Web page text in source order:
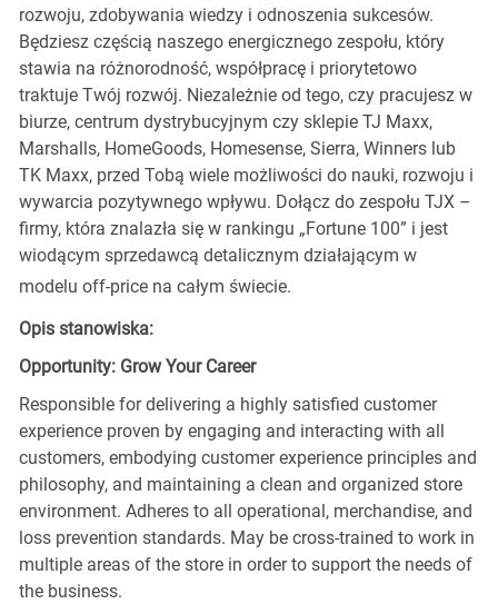
rozwoju, zdobywania wiedzy i odnoszenia sukcesów.
Będziesz częścią naszego energicznego zespołu, który
stawia na różnorodność, współpracę i priorytetowo
traktuje Twój rozwój. Niezależnie od tego, czy pracujesz w
biurze, centrum dystrybucyjnym czy sklepie TJ Maxx,
Marshalls, HomeGoods, Homesense, Sierra, Winners lub
TK Maxx, przed Tobą wiele możliwości do nauki, rozwoju i
wywarcia pozytywnego wpływu. Dołącz do zespołu TJX –
firmy, która znalazła się w rankingu „Fortune 100” i jest
wiodącym sprzedawcą detalicznym działającym w
modelu off-price na całym świecie.
Opis stanowiska:
Opportunity: Grow Your Career
Responsible for delivering a highly satisfied customer
experience proven by engaging and interacting with all
customers, embodying customer experience principles and
philosophy, and maintaining a clean and organized store
environment. Adheres to all operational, merchandise, and
loss prevention standards. May be cross-trained to work in
multiple areas of the store in order to support the needs of
the business.